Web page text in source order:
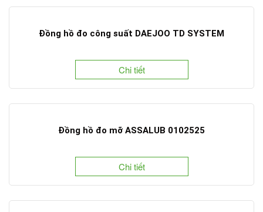
Đồng hồ đo công suất DAEJOO TD SYSTEM
Chi tiết
Đồng hồ đo mỡ ASSALUB 0102525
Chi tiết